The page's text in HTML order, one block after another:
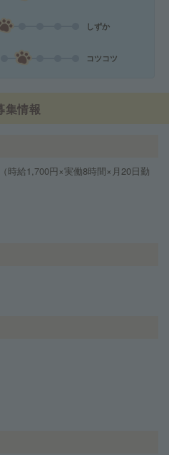
しずか
コツコツ
集情報
給1,700円×実働8時間×月20日勤